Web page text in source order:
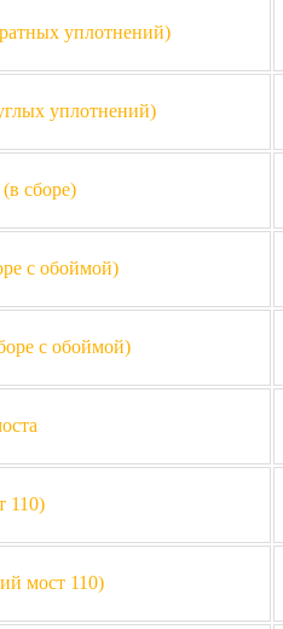
уплотнений)
уплотнений)
сборе)
с обоймой)
с обоймой)
110)
мост 110)